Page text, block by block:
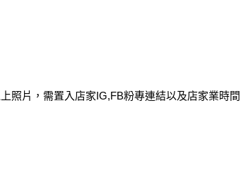
照片，需置入店家IG,FB粉專連結以及店家業時間